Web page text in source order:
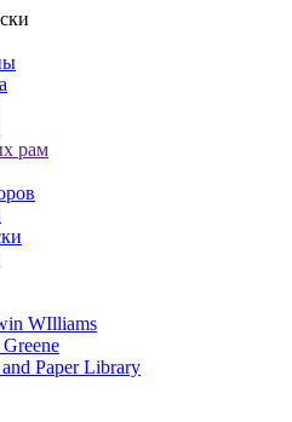
рам
WIlliams
Paper Library